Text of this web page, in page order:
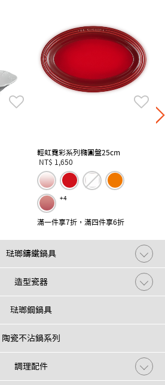
輕虹霓彩系列橢圓盤25cm
NT$ 1,650
+4
滿一件享7折，滿四件享6折
琺瑯鑄鐵鍋具
造型瓷器
琺瑯鋼鍋具
陶瓷不沾鍋系列
調理配件